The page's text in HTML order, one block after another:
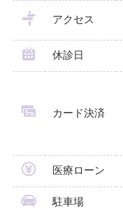
アクセス
休診日
カード決済
医療ローン
駐車場